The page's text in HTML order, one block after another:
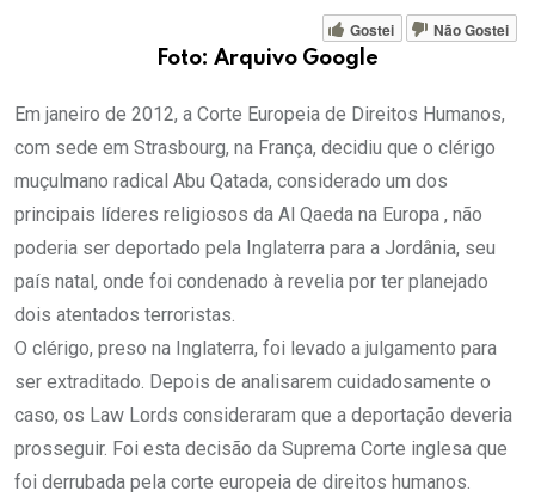
Email
Gostei
Não Gostei
Foto: Arquivo Google
Em janeiro de 2012, a Corte Europeia de Direitos Humanos,
com sede em Strasbourg, na França, decidiu que o clérigo
muçulmano radical Abu Qatada, considerado um dos
principais líderes religiosos da Al Qaeda na Europa , não
poderia ser deportado pela Inglaterra para a Jordânia, seu
país natal, onde foi condenado à revelia por ter planejado
dois atentados terroristas.
O clérigo, preso na Inglaterra, foi levado a julgamento para
ser extraditado. Depois de analisarem cuidadosamente o
caso, os Law Lords consideraram que a deportação deveria
prosseguir. Foi esta decisão da Suprema Corte inglesa que
foi derrubada pela corte europeia de direitos humanos.